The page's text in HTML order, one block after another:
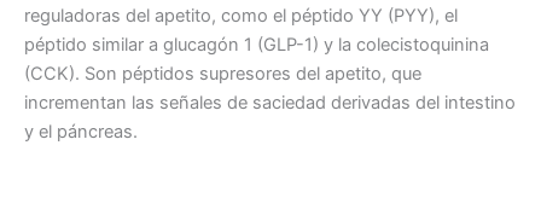
reguladoras del apetito, como el péptido YY (PYY), el
péptido similar a glucagón 1 (GLP-1) y la colecistoquinina
(CCK). Son péptidos supresores del apetito, que
incrementan las señales de saciedad derivadas del intestino
y el páncreas.